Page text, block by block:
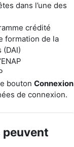
dans l’une des
crédité
de la
bouton Connexion
de connexion.
peuvent